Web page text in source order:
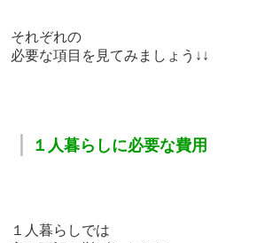
それぞれの
必要な項目を見てみましょう↓↓
１人暮らしに必要な費用
１人暮らしでは